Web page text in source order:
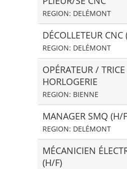
REGION: DELÉMONT
DÉCOLLETEUR CNC
REGION: DELÉMONT
OPÉRATEUR /
HORLOGERIE
REGION: BIENNE
MANAGER SMQ (H/
REGION: DELÉMONT
MÉCANICIEN
(H/F)